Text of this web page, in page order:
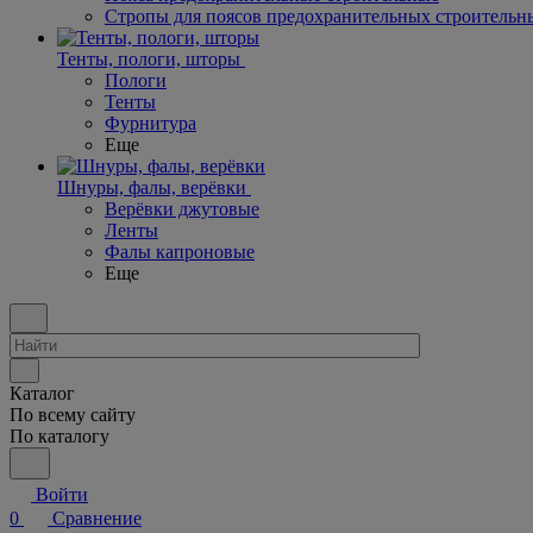
Стропы для поясов предохранительных
Тенты, пологи, шторы
Пологи
Тенты
Фурнитура
Еще
Шнуры, фалы, верёвки
Верёвки джутовые
Ленты
Фалы капроновые
Еще
Каталог
По всему сайту
По каталогу
Войти
0
Сравнение